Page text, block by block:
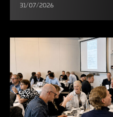
31/07/2026